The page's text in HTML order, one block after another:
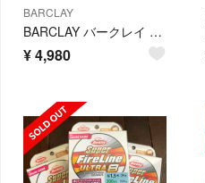
BARCLAY
BARCLAY バークレイ ブラウン レザー ロングブーツ 23.5cm 極美品
¥4,980